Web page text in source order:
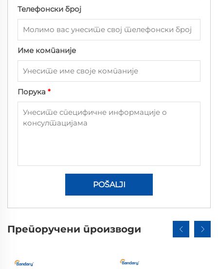
Телефонски број
Име компаније
Порука *
POŠALJI
Препоручени производи